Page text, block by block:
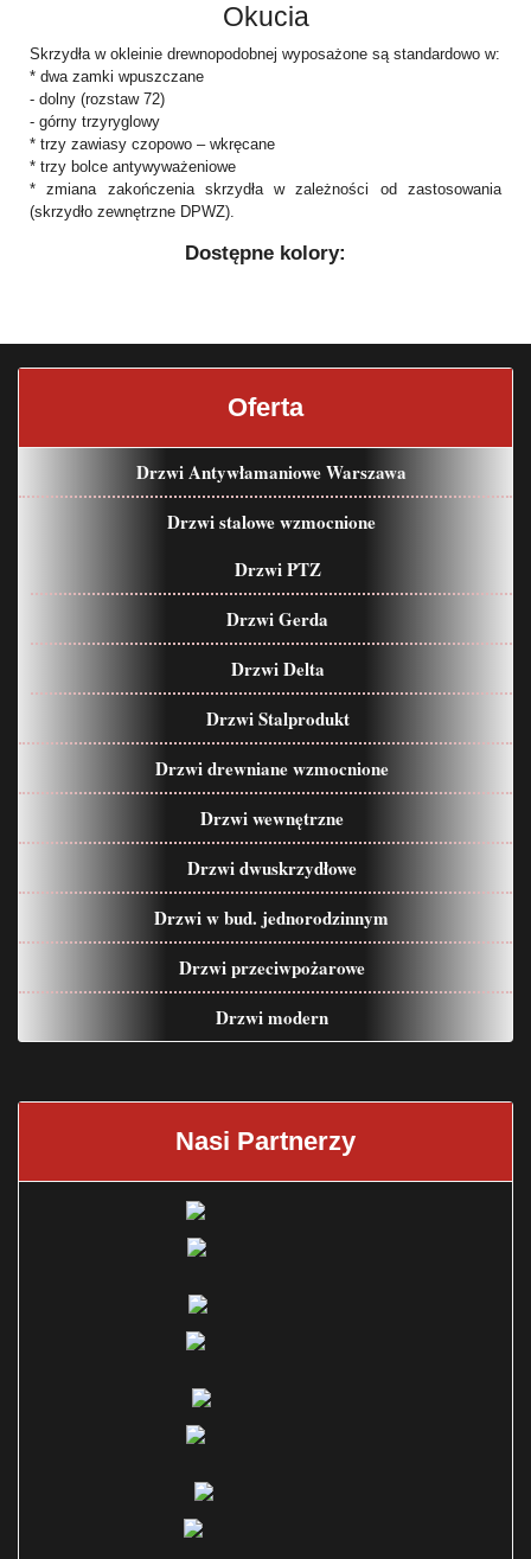
Okucia
Skrzydła w okleinie drewnopodobnej wyposażone są standardowo w:
* dwa zamki wpuszczane
- dolny (rozstaw 72)
- górny trzyryglowy
* trzy zawiasy czopowo – wkręcane
* trzy bolce antywyważeniowe
* zmiana zakończenia skrzydła w zależności od zastosowania
(skrzydło zewnętrzne DPWZ).
Dostępne kolory:
Oferta
Drzwi Antywłamaniowe Warszawa
Drzwi stalowe wzmocnione
Drzwi PTZ
Drzwi Gerda
Drzwi Delta
Drzwi Stalprodukt
Drzwi drewniane wzmocnione
Drzwi wewnętrzne
Drzwi dwuskrzydłowe
Drzwi w bud. jednorodzinnym
Drzwi przeciwpożarowe
Drzwi modern
Nasi Partnerzy